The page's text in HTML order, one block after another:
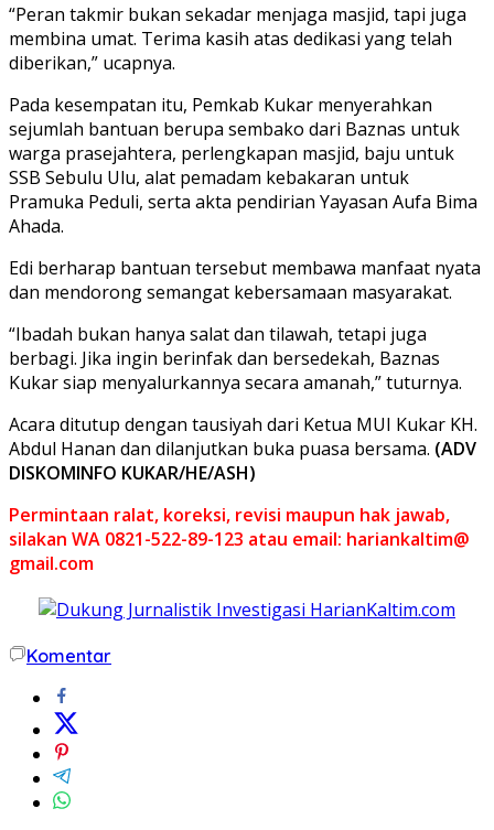
“Peran takmir bukan sekadar menjaga masjid, tapi juga
membina umat. Terima kasih atas dedikasi yang telah
diberikan,” ucapnya.
Pada kesempatan itu, Pemkab Kukar menyerahkan
sejumlah bantuan berupa sembako dari Baznas untuk
warga prasejahtera, perlengkapan masjid, baju untuk
SSB Sebulu Ulu, alat pemadam kebakaran untuk
Pramuka Peduli, serta akta pendirian Yayasan Aufa Bima
Ahada.
Edi berharap bantuan tersebut membawa manfaat nyata
dan mendorong semangat kebersamaan masyarakat.
“Ibadah bukan hanya salat dan tilawah, tetapi juga
berbagi. Jika ingin berinfak dan bersedekah, Baznas
Kukar siap menyalurkannya secara amanah,” tuturnya.
Acara ditutup dengan tausiyah dari Ketua MUI Kukar KH.
Abdul Hanan dan dilanjutkan buka puasa bersama. (ADV
DISKOMINFO KUKAR/HE/ASH)
Permintaan ralat, koreksi, revisi maupun hak jawab,
silakan WA 0821-522-89-123 atau email: hariankaltim@
gmail.com
Komentar